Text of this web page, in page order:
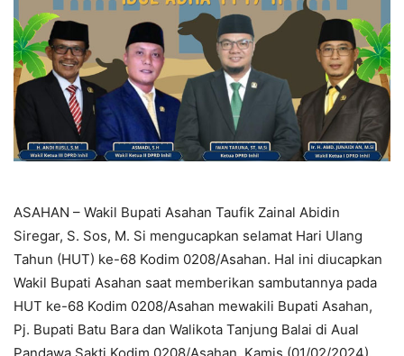
ASAHAN – Wakil Bupati Asahan Taufik Zainal Abidin
Siregar, S. Sos, M. Si mengucapkan selamat Hari Ulang
Tahun (HUT) ke-68 Kodim 0208/Asahan. Hal ini diucapkan
Wakil Bupati Asahan saat memberikan sambutannya pada
HUT ke-68 Kodim 0208/Asahan mewakili Bupati Asahan,
Pj. Bupati Batu Bara dan Walikota Tanjung Balai di Aual